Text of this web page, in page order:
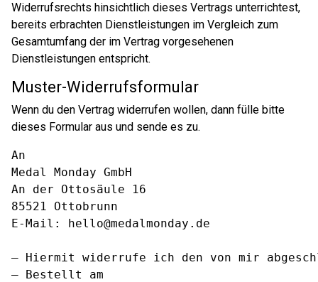
Widerrufsrechts hinsichtlich dieses Vertrags unterrichtest,
bereits erbrachten Dienstleistungen im Vergleich zum
Gesamtumfang der im Vertrag vorgesehenen
Dienstleistungen entspricht.
Muster-Widerrufsformular
Wenn du den Vertrag widerrufen wollen, dann fülle bitte
dieses Formular aus und sende es zu.
An
Medal Monday GmbH
An der Ottosäule 16
85521 Ottobrunn
E-Mail: hello@medalmonday.de
— Hiermit widerrufe ich den von mir
— Bestellt am